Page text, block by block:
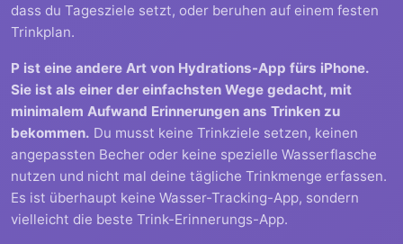
dass du Tagesziele setzt, oder beruhen auf einem festen
Trinkplan.
P ist eine andere Art von Hydrations-App fürs iPhone.
Sie ist als einer der einfachsten Wege gedacht, mit
minimalem Aufwand Erinnerungen ans Trinken zu
bekommen. Du musst keine Trinkziele setzen, keinen
angepassten Becher oder keine spezielle Wasserflasche
nutzen und nicht mal deine tägliche Trinkmenge erfassen.
Es ist überhaupt keine Wasser-Tracking-App, sondern
vielleicht die beste Trink-Erinnerungs-App.